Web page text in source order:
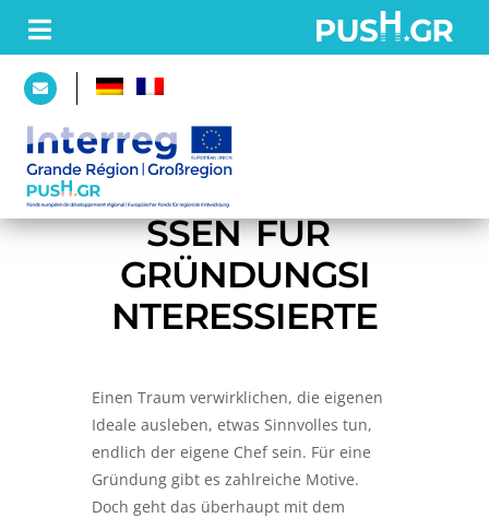
STARTSEITE
PROJEKT
AKTUELLES
EINSTEIGERWI
SSEN FÜR
GRÜNDUNGSI
NTERESSIERTE
Einen Traum verwirklichen, die eigenen
Ideale ausleben, etwas Sinnvolles tun,
endlich der eigene Chef sein. Für eine
Gründung gibt es zahlreiche Motive.
Doch geht das überhaupt mit dem